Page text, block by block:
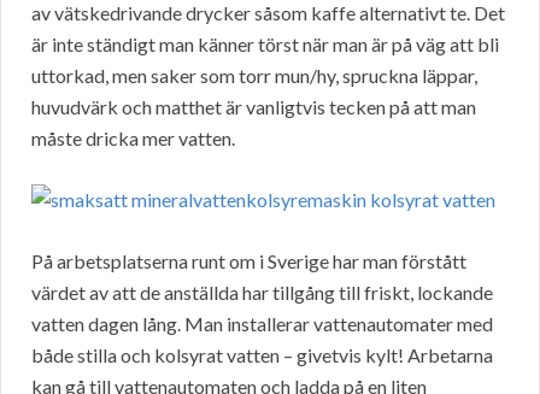
av vätskedrivande drycker såsom kaffe alternativt te. Det
är inte ständigt man känner törst när man är på väg att bli
uttorkad, men saker som torr mun/hy, spruckna läppar,
huvudvärk och matthet är vanligtvis tecken på att man
måste dricka mer vatten.
På arbetsplatserna runt om i Sverige har man förstått
värdet av att de anställda har tillgång till friskt, lockande
vatten dagen lång. Man installerar vattenautomater med
både stilla och kolsyrat vatten – givetvis kylt! Arbetarna
kan gå till vattenautomaten och ladda på en liten